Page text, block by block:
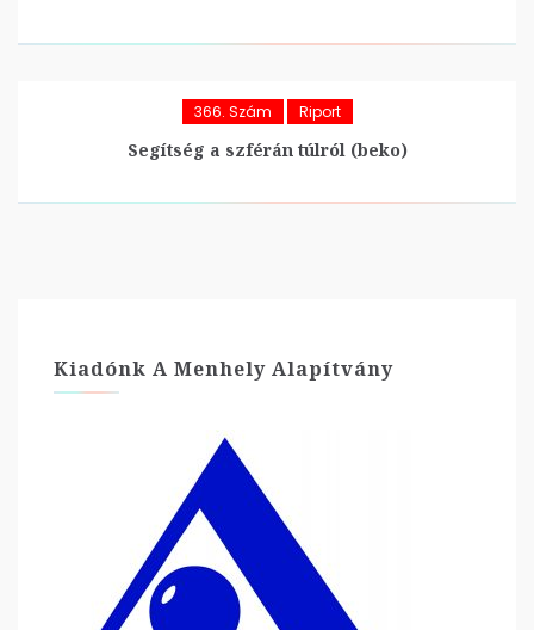
366. Szám Riport
Segítség a szférán túlról (beko)
Kiadónk A Menhely Alapítvány